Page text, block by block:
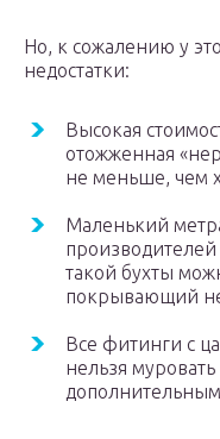
Но, к сожалению у
недостатки:
Высокая
отожженная
не меньше, чем
Маленький
такой бухты
покрывающий
Все фитинги с
нельзя